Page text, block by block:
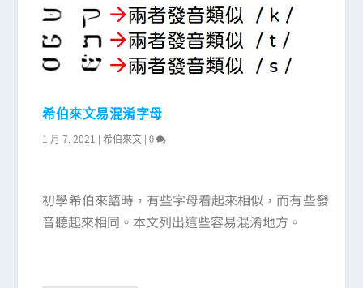
希伯來文易混淆字母
1 月 7, 2021 |希伯來文 |0
初學希伯來語時，有些字母看起來相似，而有些發
音聽起來相同。本文列出這些容易混淆地方。